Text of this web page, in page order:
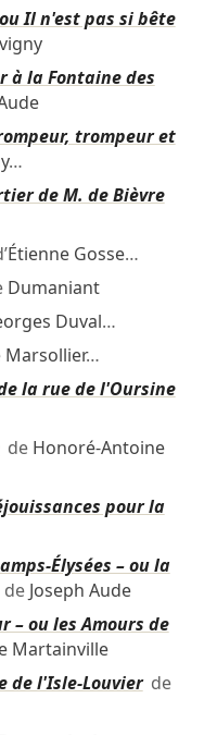
Il n'est pas si bête
à la Fontaine des
trompeur et
…
de M. de Bièvre
Étienne Gosse…
Dumaniant
Duval…
Marsollier…
la rue de l'Oursine
de Honoré-Antoine
pour la
Élysées – ou la
de Joseph Aude
– ou les Amours de
Martainville
de l'Isle-Louvierde